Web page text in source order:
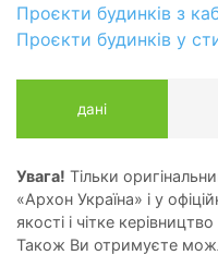
Проєкти будинків з
Проєкти будинків у
дані
Увага! Тільки
«Архон Україна» і у
якості і чітке
Також Ви отримуєте